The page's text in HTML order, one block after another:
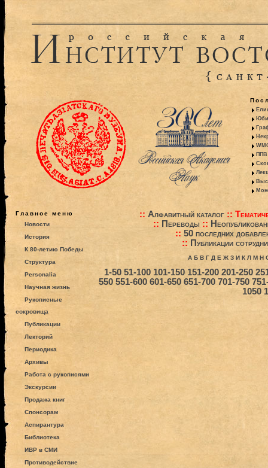
ППВ
Главное меню
Новости
История
К 80-летию Победы
Структура
Personalia
Научная жизнь
Рукописные
сокровища
Публикации
Лекторий
Периодика
Архивы
Работа с рукописями
Экскурсии
Продажа книг
Спонсорам
Аспирантура
Библиотека
ИВР в СМИ
Противодействие
:: Алфавитный каталог ::
:: Переводы::
:: 50 последних
:: Публикации
А Б В Г Д Е Ж З И К Л М Н
1-50 51-100 101-150 151-200 201-250
550 551-600 601-650 651-700 701-750
1050